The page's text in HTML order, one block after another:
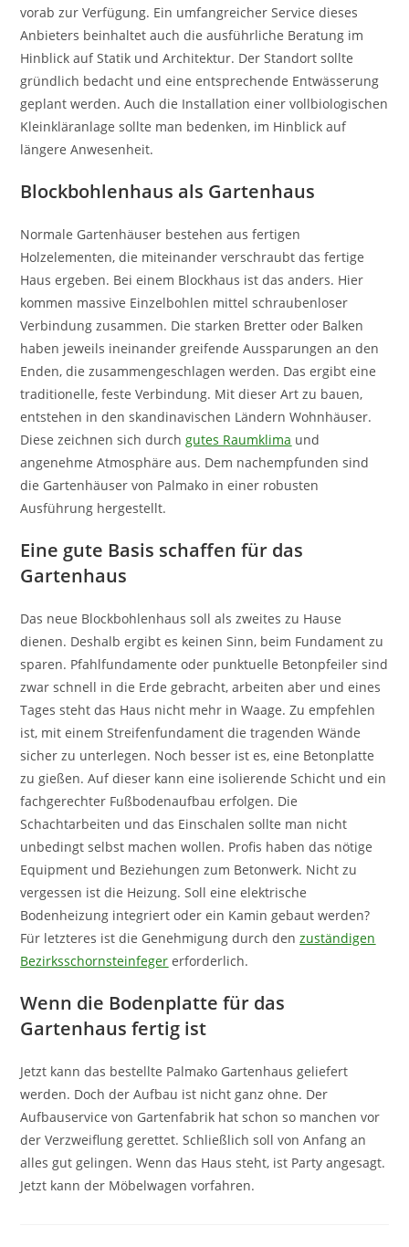
vorab zur Verfügung. Ein umfangreicher Service dieses
Anbieters beinhaltet auch die ausführliche Beratung im
Hinblick auf Statik und Architektur. Der Standort sollte
gründlich bedacht und eine entsprechende Entwässerung
geplant werden. Auch die Installation einer vollbiologischen
Kleinkläranlage sollte man bedenken, im Hinblick auf
längere Anwesenheit.
Blockbohlenhaus als Gartenhaus
Normale Gartenhäuser bestehen aus fertigen
Holzelementen, die miteinander verschraubt das fertige
Haus ergeben. Bei einem Blockhaus ist das anders. Hier
kommen massive Einzelbohlen mittel schraubenloser
Verbindung zusammen. Die starken Bretter oder Balken
haben jeweils ineinander greifende Aussparungen an den
Enden, die zusammengeschlagen werden. Das ergibt eine
traditionelle, feste Verbindung. Mit dieser Art zu bauen,
entstehen in den skandinavischen Ländern Wohnhäuser.
Diese zeichnen sich durchgutes Raumklima und
angenehme Atmosphäre aus. Dem nachempfunden sind
die Gartenhäuser von Palmako in einer robusten
Ausführung hergestellt.
Eine gute Basis schaffen für das
Gartenhaus
Das neue Blockbohlenhaus soll als zweites zu Hause
dienen. Deshalb ergibt es keinen Sinn, beim Fundament zu
sparen. Pfahlfundamente oder punktuelle Betonpfeiler sind
zwar schnell in die Erde gebracht, arbeiten aber und eines
Tages steht das Haus nicht mehr in Waage. Zu empfehlen
ist, mit einem Streifenfundament die tragenden Wände
sicher zu unterlegen. Noch besser ist es, eine Betonplatte
zu gießen. Auf dieser kann eine isolierende Schicht und ein
fachgerechter Fußbodenaufbau erfolgen. Die
Schachtarbeiten und das Einschalen sollte man nicht
unbedingt selbst machen wollen. Profis haben das nötige
Equipment und Beziehungen zum Betonwerk. Nicht zu
vergessen ist die Heizung. Soll eine elektrische
Bodenheizung integriert oder ein Kamin gebaut werden?
Für letzteres ist die Genehmigung durch denzuständigen
Bezirksschornsteinfeger erforderlich.
Wenn die Bodenplatte für das
Gartenhaus fertig ist
Jetzt kann das bestellte Palmako Gartenhaus geliefert
werden. Doch der Aufbau ist nicht ganz ohne. Der
Aufbauservice von Gartenfabrik hat schon so manchen vor
der Verzweiflung gerettet. Schließlich soll von Anfang an
alles gut gelingen. Wenn das Haus steht, ist Party angesagt.
Jetzt kann der Möbelwagen vorfahren.